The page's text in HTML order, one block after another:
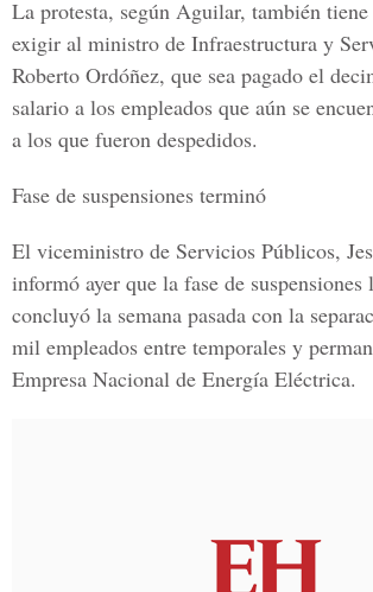
La protesta, según Aguilar, también
exigir al ministro de Infraestructura y
Roberto Ordóñez, que sea pagado el
salario a los empleados que aún se
a los que fueron despedidos.
Fase de suspensiones terminó
El viceministro de Servicios Públicos,
informó ayer que la fase de suspensiones
concluyó la semana pasada con la
mil empleados entre temporales y
Empresa Nacional de Energía Eléctrica.